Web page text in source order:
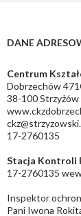
DANE
Centrum
Dobrzechów
38-100 Strzyżów
17-2760135
Stacja Kontroli
17-2760135
Inspektor
Pani Iwona